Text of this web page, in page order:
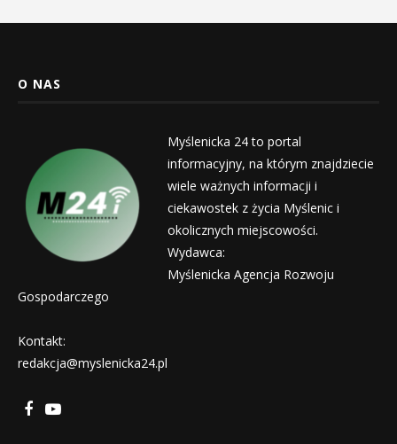
O NAS
Myślenicka 24 to portal
informacyjny, na którym znajdziecie
wiele ważnych informacji i
ciekawostek z życia Myślenic i
okolicznych miejscowości.
Wydawca:
Myślenicka Agencja Rozwoju
Gospodarczego
Kontakt:
redakcja@myslenicka24.pl